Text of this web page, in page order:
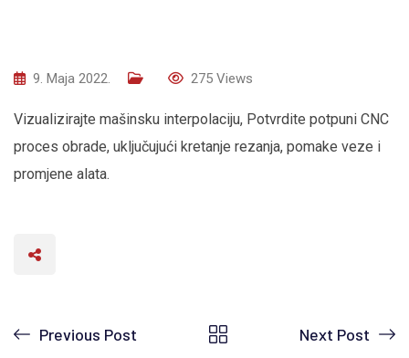
9. Maja 2022. 275 Views
Vizualizirajte mašinsku interpolaciju, Potvrdite potpuni CNC
proces obrade, uključujući kretanje rezanja, pomake veze i
promjene alata.
Previous Post Next Post